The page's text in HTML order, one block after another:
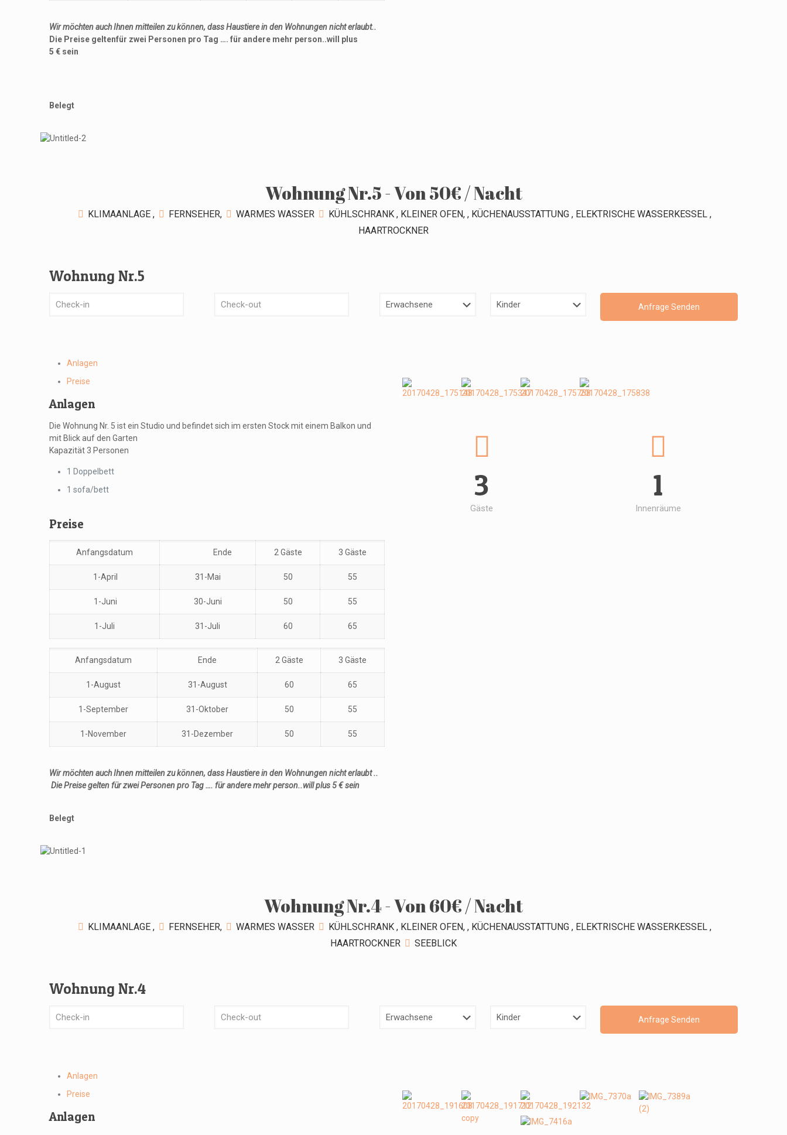
Wir möchten auch Ihnen mitteilen zu können, dass Haustiere in den Wohnungen nicht erlaubt..
Die Preise geltenfür zwei Personen pro Tag …. für andere mehr person..will
plus
5 € sein
Belegt
Wohnung Nr.5 - Von 50€ / Nacht
KLIMAANLAGE , FERNSEHER, WARMES WASSER
KÜHLSCHRANK , KLEINER OFEN, , KÜCHENAUSSTATTUNG , ELEKTRISCHE WASSERKESSEL ,
HAARTROCKNER
Wohnung Nr.5
Anlagen
Preise
Anlagen
Die Wohnung Nr. 5 ist ein Studio und befindet sich im ersten Stock mit einem Balkon und
mit Blick auf den Garten
Kapazität 3 Personen
1 Doppelbett
1 sofa/bett
Preise
Anfangsdatum Ende 2 Gäste 3 Gäste
1-April 31-Mai 50 55
1-Juni 30-Juni 50 55
1-Juli 31-Juli 60 65
Anfangsdatum Ende 2 Gäste 3 Gäste
1-August 31-August 60 65
1-September 31-Oktober 50 55
1-November 31-Dezember 50 55
Wir möchten auch Ihnen mitteilen zu können, dass Haustiere in den Wohnungen nicht erlaubt ..
Die Preise geltenfür zwei Personen pro Tag …. für anderemehrperson..willplus 5€sein
Belegt
3
Gäste
1
Innenräume
Wohnung Nr.4 - Von 60€ / Nacht
KLIMAANLAGE , FERNSEHER, WARMES WASSER
KÜHLSCHRANK , KLEINER OFEN, , KÜCHENAUSSTATTUNG , ELEKTRISCHE WASSERKESSEL ,
HAARTROCKNER
SEEBLICK
Wohnung Nr.4
Anlagen
Preise
Anlagen